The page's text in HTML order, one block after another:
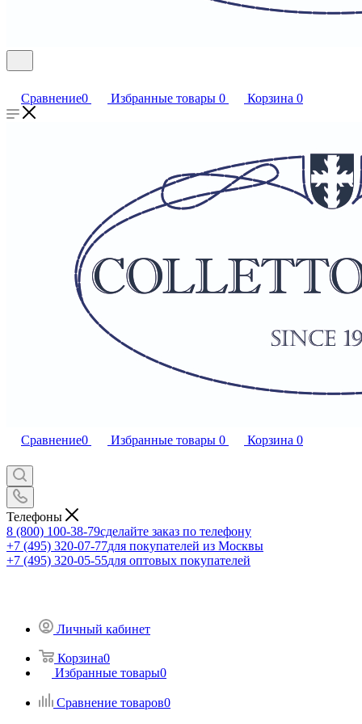
Сравнение0 Избранные товары 0 Корзина 0
Сравнение0 Избранные товары 0 Корзина 0
Телефоны
8 (800) 100-38-79сделайте заказ по телефону
+7 (495) 320-07-77для покупателей из Москвы
+7 (495) 320-05-55для оптовых покупателей
Личный кабинет
Корзина0
Избранные товары0
Сравнение товаров0